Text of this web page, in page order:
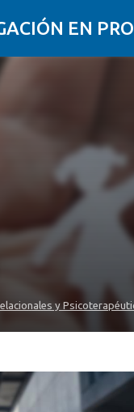
EN
y